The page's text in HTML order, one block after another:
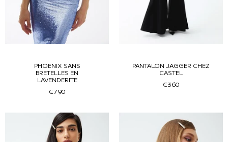
PHOENIX SANS
BRETELLES EN
LAVENDERITE
€790
PANTALON JAGGER CHEZ
CASTEL
€360